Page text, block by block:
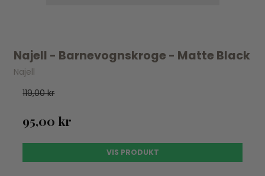
Najell - Barnevognskroge - Matte Black
Najell
119,00 kr
95,00 kr
VIS PRODUKT